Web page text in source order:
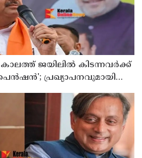
ജയിലില്‍ കിടന്നവര്‍ക്ക്
പ്രഖ്യാപനവുമായി